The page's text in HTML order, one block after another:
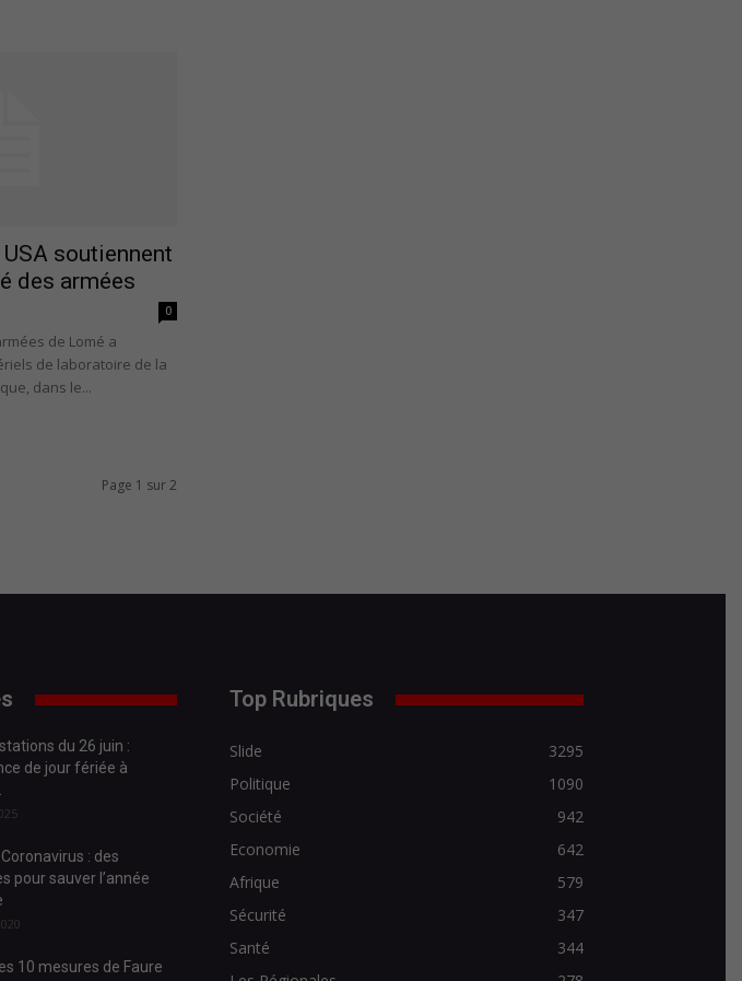
soutiennent
des armées
0
de Lomé a
de laboratoire de la
dans le...
Page 1 sur 2
du 26 juin :
de jour fériée à
: des
pour sauver l’année
10 mesures de Faure
Top Rubriques
Slide
3295
Politique
1090
Société
942
Economie
642
Afrique
579
Sécurité
347
Santé
344